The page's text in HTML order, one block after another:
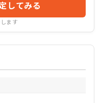
してみる
ます